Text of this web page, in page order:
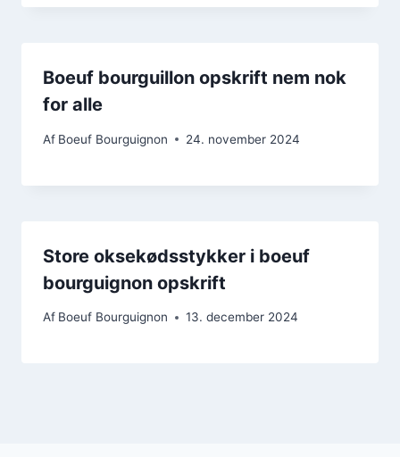
Boeuf bourguillon opskrift nem nok
for alle
Af Boeuf Bourguignon 24. november 2024
Store oksekødsstykker i boeuf
bourguignon opskrift
Af Boeuf Bourguignon 13. december 2024